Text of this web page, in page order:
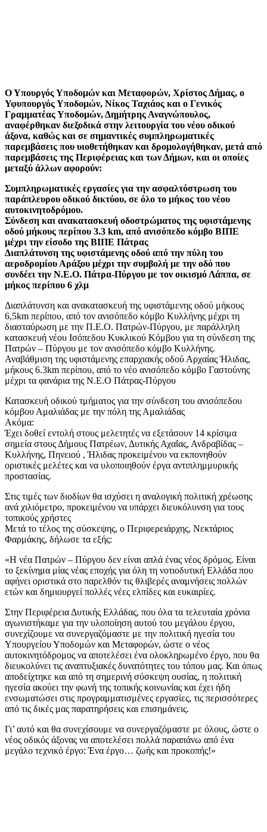
Ο Υπουργός Υποδομών και Μεταφορών, Χρίστος Δήμας, ο
Υφυπουργός Υποδομών, Νίκος Ταχιάος και ο Γενικός
Γραμματέας Υποδομών, Δημήτρης Αναγνώπουλος,
αναφέρθηκαν διεξοδικά στην λειτουργία του νέου οδικού
άξονα, καθώς και σε σημαντικές συμπληρωματικές
παρεμβάσεις που υιοθετήθηκαν και δρομολογήθηκαν, μετά από
παρεμβάσεις της Περιφέρειας και των Δήμων, και οι οποίες
μεταξύ άλλων αφορούν:
Συμπληρωματικές εργασίες για την ασφαλτόστρωση του
παράπλευρου οδικού δικτύου, σε όλο το μήκος του νέου
αυτοκινητοδρόμου.
Σύνδεση και ανακατασκευή οδοστρώματος της υφιστάμενης
οδού μήκους περίπου 3.3 km, από ανισόπεδο κόμβο ΒΙΠΕ
μέχρι την είσοδο της ΒΙΠΕ Πάτρας
Διαπλάτυνση της υφιστάμενης οδού από την πύλη του
αεροδρομίου Αράξου μέχρι την συμβολή με την οδό που
συνδέει την Ν.Ε.Ο. Πάτρα-Πύργου με τον οικισμό Λάππα, σε
μήκος περίπου 6 χλμ
Διαπλάτυνση και ανακατασκευή της υφιστάμενης οδού μήκους
6,5km περίπου, από τον ανισόπεδο κόμβο Κυλλήνης μέχρι τη
διασταύρωση με την Π.Ε.Ο. Πατρών-Πύργου, με παράλληλη
κατασκευή νέου Ισόπεδου Κυκλικού Κόμβου για τη σύνδεση της
Πατρών – Πύργου με τον ανισόπεδο κόμβο Κυλλήνης.
Αναβάθμιση της υφιστάμενης επαρχιακής οδού Αρχαίας Ήλιδας,
μήκους 6.3km περίπου, από το νέο ανισόπεδο κόμβο Γαστούνης
μέχρι τα φανάρια της Ν.Ε.Ο Πάτρας-Πύργου
Κατασκευή οδικού τμήματος για την σύνδεση του ανισόπεδου
κόμβου Αμαλιάδας με την πόλη της Αμαλιάδας
Ακόμα:
Έχει δοθεί εντολή στους μελετητές να εξετάσουν 14 κρίσιμα
σημεία στους Δήμους Πατρέων, Δυτικής Αχαΐας, Ανδραβίδας –
Κυλλήνης, Πηνειού , Ήλιδας προκειμένου να εκπονηθούν
οριστικές μελέτες και να υλοποιηθούν έργα αντιπλημμυρικής
προστασίας.
Στις τιμές των διοδίων θα ισχύσει η αναλογική πολιτική χρέωσης
ανά χιλιόμετρο, προκειμένου να υπάρχει διευκόλυνση για τους
τοπικούς χρήστες
Μετά το τέλος της σύσκεψης, ο Περιφερειάρχης, Νεκτάριος
Φαρμάκης, δήλωσε τα εξής:
«Η νέα Πατρών – Πύργου δεν είναι απλά ένας νέος δρόμος. Είναι
το ξεκίνημα μίας νέας εποχής για όλη τη νοτιοδυτική Ελλάδα που
αφήνει οριστικά στο παρελθόν τις θλιβερές αναμνήσεις πολλών
ετών και δημιουργεί πολλές νέες ελπίδες και ευκαιρίες.
Στην Περιφέρεια Δυτικής Ελλάδας, που όλα τα τελευταία χρόνια
αγωνιστήκαμε για την υλοποίηση αυτού του μεγάλου έργου,
συνεχίζουμε να συνεργαζόμαστε με την πολιτική ηγεσία του
Υπουργείου Υποδομών και Μεταφορών, ώστε ο νέος
αυτοκινητόδρομος να αποτελέσει ένα ολοκληρωμένο έργο, που θα
διευκολύνει τις αναπτυξιακές δυνατότητες του τόπου μας. Και όπως
αποδείχτηκε και από τη σημερινή σύσκεψη ουσίας, η πολιτική
ηγεσία ακούει την φωνή της τοπικής κοινωνίας και έχει ήδη
ενσωματώσει στις προγραμματισμένες εργασίες, τις περισσότερες
από τις δικές μας παρατηρήσεις και επισημάνεις.
Γι’ αυτό και θα συνεχίσουμε να συνεργαζόμαστε με όλους, ώστε ο
νέος οδικός άξονας να αποτελέσει πολλά παραπάνω από ένα
μεγάλο τεχνικό έργο: Ένα έργο… ζωής και προκοπής!»